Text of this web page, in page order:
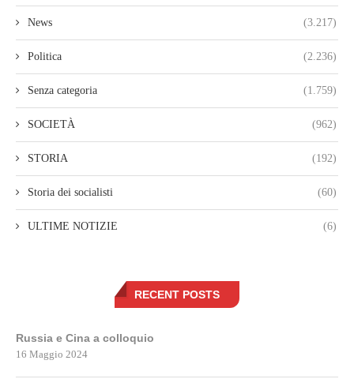
News (3.217)
Politica (2.236)
Senza categoria (1.759)
SOCIETÀ (962)
STORIA (192)
Storia dei socialisti (60)
ULTIME NOTIZIE (6)
RECENT POSTS
Russia e Cina a colloquio
16 Maggio 2024